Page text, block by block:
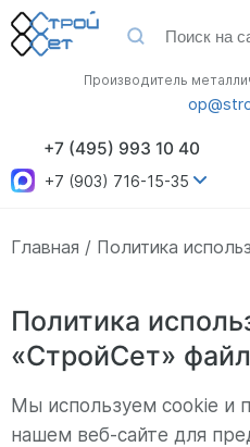
+7 (495) 993 10 40
+7 (903) 716-15-35
Производитель
Главная Политика
Политика
«СтройСет»
Мы используем cookie и
нашем веб-сайте для